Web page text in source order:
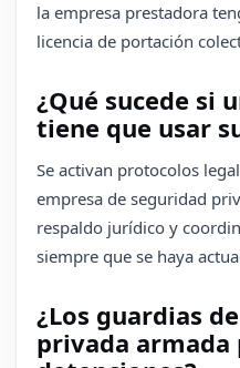
la empresa prestadora
licencia de portación
¿Qué sucede si
tiene que usar
Se activan protocolos
empresa de seguridad
respaldo jurídico y
siempre que se haya
¿Los guardias
privada armada